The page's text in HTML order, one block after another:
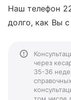
Наш телефон
долго, как Вы
через
35-36